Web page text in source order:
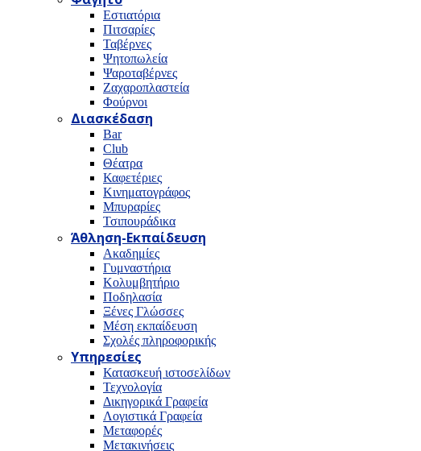
Εστιατόρια
Πιτσαρίες
Ταβέρνες
Ψητοπωλεία
Ψαροταβέρνες
Ζαχαροπλαστεία
Φούρνοι
Διασκέδαση
Bar
Club
Θέατρα
Καφετέριες
Κινηματογράφος
Μπυραρίες
Τσιπουράδικα
Άθληση-Εκπαίδευση
Ακαδημίες
Γυμναστήρια
Κολυμβητήριο
Ποδηλασία
Ξένες Γλώσσες
Μέση εκπαίδευση
Σχολές πληροφορικής
Υπηρεσίες
Κατασκευή ιστοσελίδων
Τεχνολογία
Δικηγορικά Γραφεία
Λογιστικά Γραφεία
Μεταφορές
Μετακινήσεις